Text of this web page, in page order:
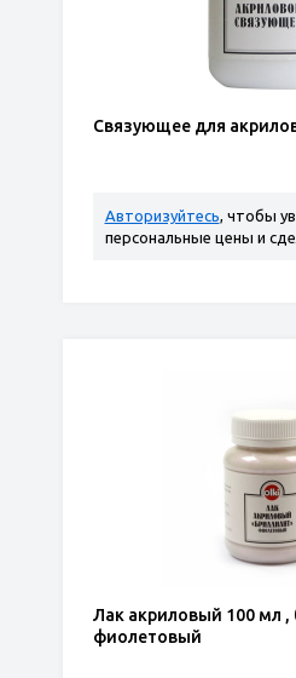
Связующее для
Авторизуйтесь, чтобы
персональные цены и
Лак акриловый 100 мл
фиолетовый